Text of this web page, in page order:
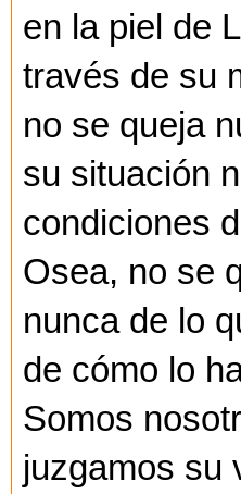
en la piel de
través de su
no se queja
su situación
condiciones
Osea, no se
nunca de lo
de cómo lo
Somos
juzgamos su